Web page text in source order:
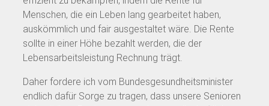
Menschen, die ein Leben lang gearbeitet haben,
auskömmlich und fair ausgestaltet wäre. Die Rente
sollte in einer Höhe bezahlt werden, die der
Lebensarbeitsleistung Rechnung trägt.
Daher fordere ich vom Bundesgesundheitsminister
endlich dafür Sorge zu tragen, dass unsere Senioren